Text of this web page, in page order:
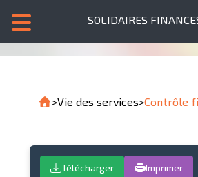
SOLIDAIRES
>Vie des services>Contrôle
Télécharger Imprimer